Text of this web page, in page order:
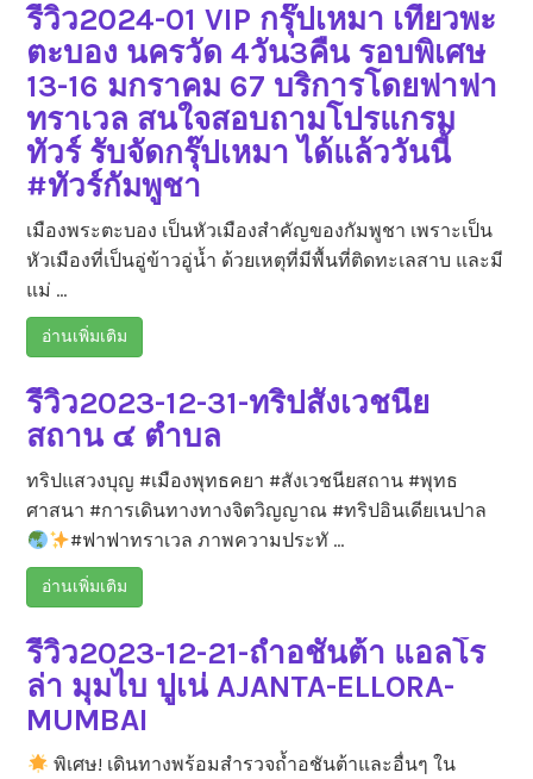
รีวิว2024-01 VIP กรุ๊ปเหมา เที่ยวพะ
ตะบอง นครวัด 4วัน3คืน รอบพิเศษ
13-16 มกราคม 67 บริการโดยฟาฟา
ทราเวล สนใจสอบถามโปรแกรม
ทัวร์ รับจัดกรุ๊ปเหมา ได้แล้ววันนี้
#ทัวร์กัมพูชา
เมืองพระตะบอง เป็นหัวเมืองสำคัญของกัมพูชา เพราะเป็น
หัวเมืองที่เป็นอู่ข้าวอู่น้ำ ด้วยเหตุที่มีพื้นที่ติดทะเลสาบ และมี
แม่ …
อ่านเพิ่มเติม
รีวิว2023-12-31-ทริปสังเวชนีย
สถาน ๔ ตำบล
ทริปแสวงบุญ #เมืองพุทธคยา #สังเวชนียสถาน #พุทธ
ศาสนา #การเดินทางทางจิตวิญญาณ #ทริปอินเดียเนปาล
#ฟาฟาทราเวล ภาพความประทั …
อ่านเพิ่มเติม
รีวิว2023-12-21-ถ้ำอชันต้า แอลโร
ล่า มุมไบ ปูเน่ AJANTA-ELLORA-
MUMBAI
พิเศษ! เดินทางพร้อมสำรวจถ้ำอชันต้าและอื่นๆ ใน